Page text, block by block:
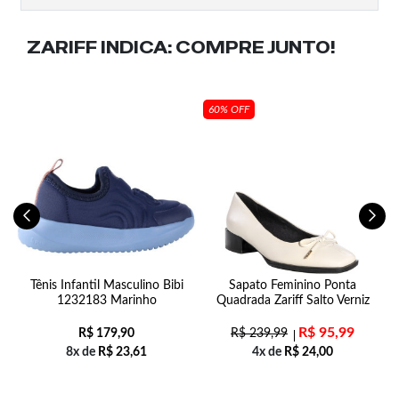
ZARIFF INDICA: COMPRE JUNTO!
Tênis Infantil Masculino Bibi
1232183 Marinho
R$ 179,90
8x de R$ 23,61
60% OFF
Sapato Feminino Ponta
Quadrada Zariff Salto Verniz
R$239,99 R$ 95,99
4x de R$ 24,00